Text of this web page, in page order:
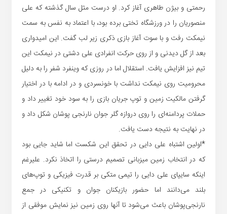
رحمتی و بیژن طاهری آغاز کرد. او درست مثل سال گذشته که علی
منصوریان را در ورزشگاه تختی برده بود، با اعتماد به نفس به سمت
نیمکت رفت و با سوت آغاز بازی ذکری زیر لب گفت. این امیدواری
بعد از گل دیدنی و از روی حرکت انفرادی علی دشتی در نیمکت این
تیم نیز افزایش یافت. استقلال اما در روزی که وینفرد شفر را به دلیل
محرومیت روی نیمکت نداشت با خونسردی و در ادامه با در اختیار
گرفتن مالکیت زمین و توپ جریان بازی را به سود خود تغییر داد و
حملات پردامنه‌ای را روی دروازه گلر جوان نارنجی پوشان شکل داد و
در نهایت به نتیجه دست یافت.
*اولین اشتباه علی دایی در تحقق این شکست اما شاید جایی بود
که در انتخاب زمین میزبانی تصمیم درستی را اتخاذ نکرد. علیرغم
اینکه سایپای علی دایی را تیمی متکی بر قدرت فیزیکی و توپ‌های
بلند می‌دانند اما حضور بازیکنان جوان و تکنیکی در جمع
نارنجی‌پوشان باعث می‌شود تا آنها روی زمین نیز نمایش موفقی از